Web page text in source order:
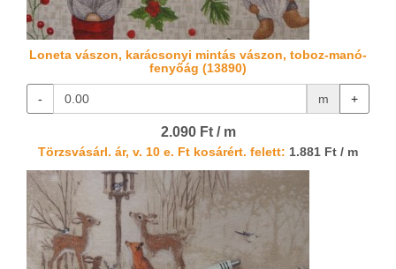
Loneta vászon, karácsonyi mintás vászon, toboz-manó-
fenyőág (13890)
- m +
2.090 Ft / m
Törzsvásárl. ár, v. 10 e. Ft kosárért. felett: 1.881 Ft / m